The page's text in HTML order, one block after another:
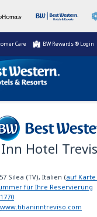
Care BW Rewards ® Login
Best Western
Hotel
Silea (TV), Italien (auf
für Ihre Reservierung
www.titianinntreviso.com